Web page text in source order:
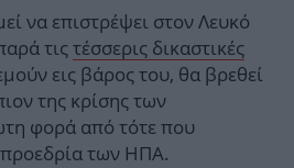
να επιστρέψει στον Λευκό
τιςτέσσερις δικαστικές
εις βάρος του, θα βρεθεί
της κρίσης των
φορά από τότε που
των ΗΠΑ.